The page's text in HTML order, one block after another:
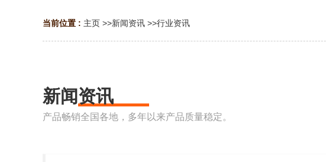
当前位置 : 主页 >>新闻资讯 >>行业资讯
新闻资讯
产品畅销全国各地，多年以来产品质量稳定。